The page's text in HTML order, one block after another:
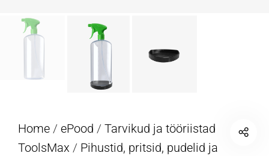
Home / ePood / Tarvikud ja tööriistad
ToolsMax / Pihustid, pritsid, pudelid ja